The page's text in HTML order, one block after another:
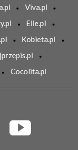
Viva.pl
Elle.pl
Kobieta.pl
Cocolita.pl